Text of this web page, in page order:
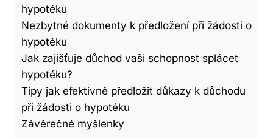
hypotéku
Nezbytné dokumenty k předložení při žádosti o
hypotéku
Jak zajišťuje důchod vaši schopnost splácet
hypotéku?
Tipy jak efektivně předložit důkazy k důchodu
při žádosti o hypotéku
Závěrečné myšlenky